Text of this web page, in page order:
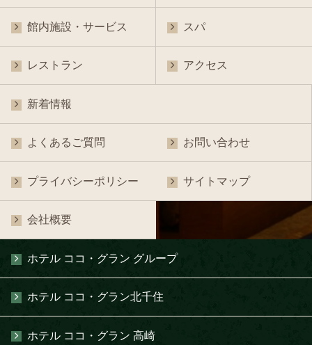
館内施設・サービス スパ
レストラン アクセス
新着情報
よくあるご質問 お問い合わせ
プライバシーポリシー サイトマップ
会社概要
ホテル ココ・グラン グループ
ホテル ココ・グラン北千住
ホテル ココ・グラン 高崎